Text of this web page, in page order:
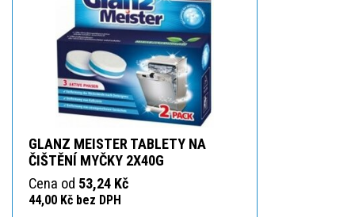
GLANZ MEISTER TABLETY NA
ČIŠTĚNÍ MYČKY 2X40G
Cena od 53,24 Kč
44,00 Kč bez DPH